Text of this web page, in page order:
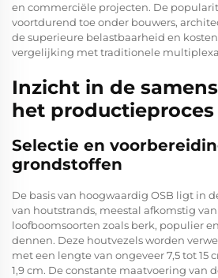
en commerciële projecten. De
voortdurend toe onder bouwers,
de superieure belastbaarheid en
vergelijking met traditionele
Inzicht in de
het productieproces
Selectie en
grondstoffen
De basis van hoogwaardig OSB ligt in
van houtstrands, meestal afkomstig
loofboomsoorten zoals berk, populier
dennen. Deze houtvezels worden
met een lengte van ongeveer 7,5 tot 15
1,9 cm. De constante maatvoering van